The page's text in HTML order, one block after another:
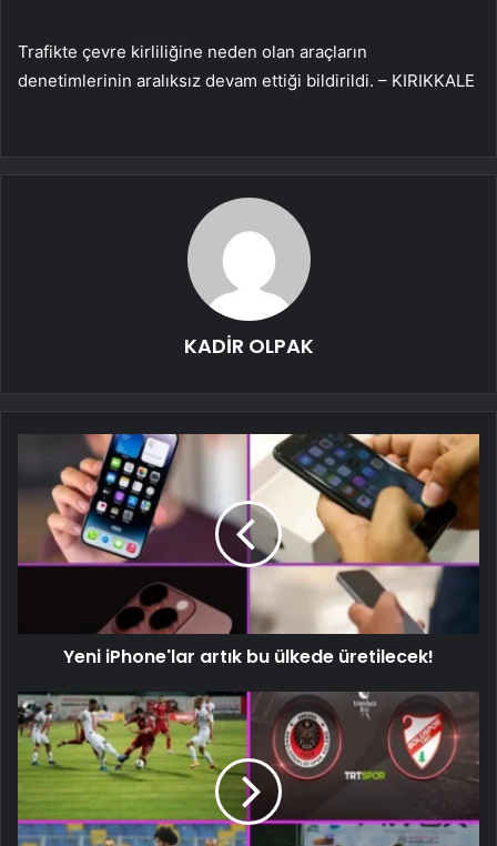
Trafikte çevre kirliliğine neden olan araçların
denetimlerinin aralıksız devam ettiği bildirildi. – KIRIKKALE
KADİR OLPAK
Yeni iPhone'lar artık bu ülkede üretilecek!